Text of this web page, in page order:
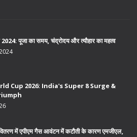
पूजा का समय, चंद्रोदय और त्यौहार का महत्व
Cup 2026: India's Super 8 Surge &
में एपीएम गैस आवंटन में कटौती के कारण एमजीएल,